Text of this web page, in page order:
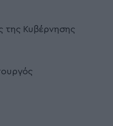
της Κυβέρνησης